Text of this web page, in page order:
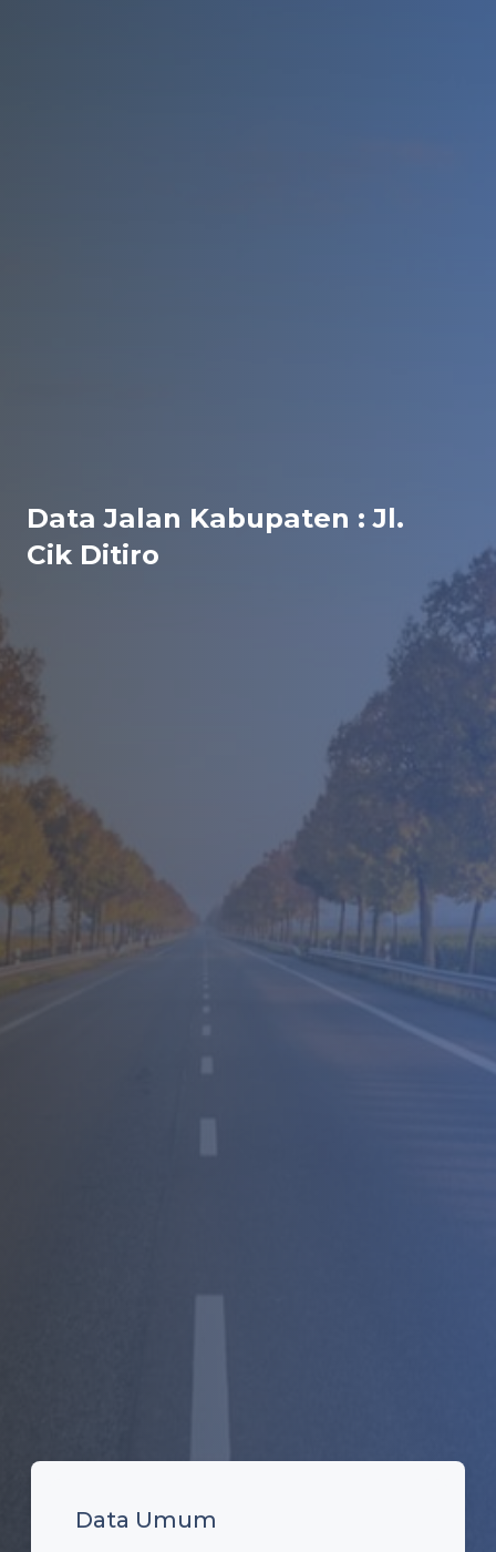
Data Jalan Kabupaten : Jl.
Cik Ditiro
Data Umum